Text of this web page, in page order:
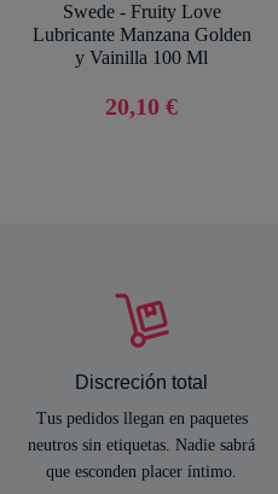
Swede - Fruity Love
Lubricante Manzana Golden
y Vainilla 100 Ml
20,10 €
Discreción total
Tus pedidos llegan en paquetes
neutros sin etiquetas. Nadie sabrá
que esconden placer íntimo.